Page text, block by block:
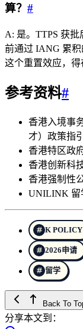
算？ #
A: 是。TTPS 获
前通过 IANG 累积
这个重置效应，得
参考资料#
香港入境事
才）政策指
香港特区政
香港创新科
香港强制性
UNILINK 留
K POLICY
2026申请
留学
Back To
分享本文到：